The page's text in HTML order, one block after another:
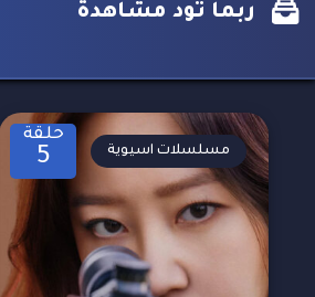
ربما تود مشاهدة
حلقة
5 مسلسلات اسيوية